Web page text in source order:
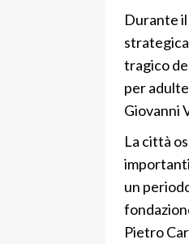
Durante
tragico
per
Giovanni
La città
un
Pietro